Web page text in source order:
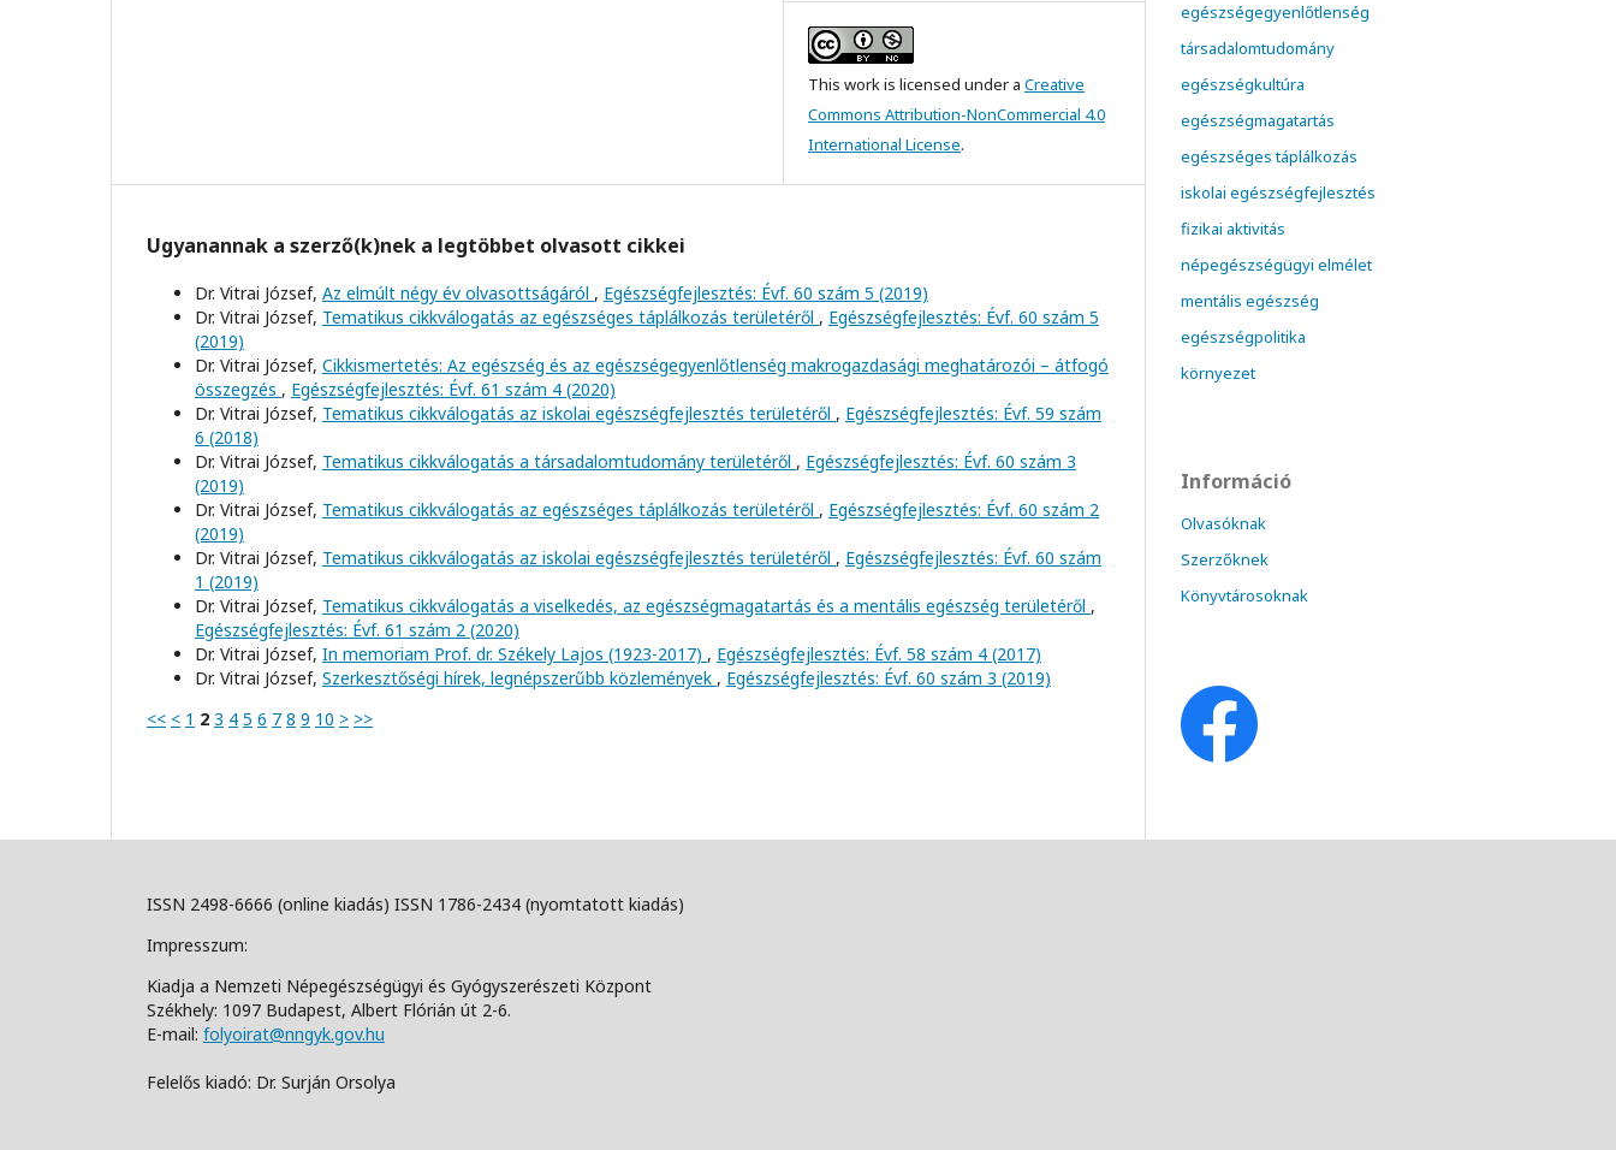
This work is licensed under a Creative
Commons Attribution-NonCommercial 4.0
International License.
Ugyanannak a szerző(k)nek a legtöbbet olvasott cikkei
Dr. Vitrai József, Az elmúlt négy év olvasottságáról , Egészségfejlesztés: Évf. 60 szám 5 (2019)
Dr. Vitrai József, Tematikus cikkválogatás az egészséges táplálkozás területéről , Egészségfejlesztés: Évf. 60 szám 5
(2019)
Dr. Vitrai József, Cikkismertetés: Az egészség és az egészségegyenlőtlenség makrogazdasági meghatározói – átfogó
összegzés , Egészségfejlesztés: Évf. 61 szám 4 (2020)
Dr. Vitrai József, Tematikus cikkválogatás az iskolai egészségfejlesztés területéről , Egészségfejlesztés: Évf. 59 szám
6 (2018)
Dr. Vitrai József, Tematikus cikkválogatás a társadalomtudomány területéről , Egészségfejlesztés: Évf. 60 szám 3
(2019)
Dr. Vitrai József, Tematikus cikkválogatás az egészséges táplálkozás területéről , Egészségfejlesztés: Évf. 60 szám 2
(2019)
Dr. Vitrai József, Tematikus cikkválogatás az iskolai egészségfejlesztés területéről , Egészségfejlesztés: Évf. 60 szám
1 (2019)
Dr. Vitrai József, Tematikus cikkválogatás a viselkedés, az egészségmagatartás és a mentális egészség területéről ,
Egészségfejlesztés: Évf. 61 szám 2 (2020)
Dr. Vitrai József, In memoriam Prof. dr. Székely Lajos (1923-2017) , Egészségfejlesztés: Évf. 58 szám 4 (2017)
Dr. Vitrai József, Szerkesztőségi hírek, legnépszerűbb közlemények , Egészségfejlesztés: Évf. 60 szám 3 (2019)
<< < 1 2 3 4 5 6 7 8 9 10 > >>
egészségegyenlőtlenség
társadalomtudomány
egészségkultúra
egészségmagatartás
egészséges táplálkozás
iskolai egészségfejlesztés
fizikai aktivitás
népegészségügyi elmélet
mentális egészség
egészségpolitika
környezet
Információ
Olvasóknak
Szerzőknek
Könyvtárosoknak
ISSN 2498-6666 (online kiadás) ISSN 1786-2434 (nyomtatott kiadás)
Impresszum:
Kiadja a Nemzeti Népegészségügyi és Gyógyszerészeti Központ
Székhely: 1097 Budapest, Albert Flórián út 2-6.
E-mail: folyoirat@nngyk.gov.hu
Felelős kiadó: Dr. Surján Orsolya